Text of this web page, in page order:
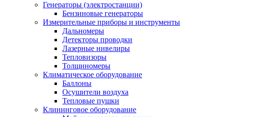
Генераторы (электростанции)
Бензиновые генераторы
Измерительные приборы и инструменты
Дальномеры
Детекторы проводки
Лазерные нивелиры
Тепловизоры
Толщиномеры
Климатическое оборудование
Баллоны
Осушители воздуха
Тепловые пушки
Клининговое оборудование